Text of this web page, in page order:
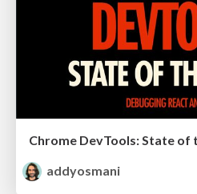
addyosmani